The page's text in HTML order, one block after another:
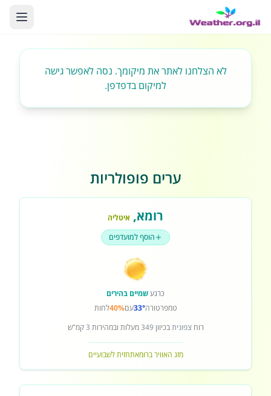
לא הצלחנו לאתר את מיקומך. נסה לאפשר גישה
למיקום בדפדפן.
ערים פופולריות
רומא, איטליה
הוסף למועדפים
כרגעשמיים בהירים
טמפרטורה33°עם40%לחות
רוחצפוניתבכיוון349מעלות ובמהירות 3קמ"ש
מזג האוויר ברומאתחזית לשבועיים